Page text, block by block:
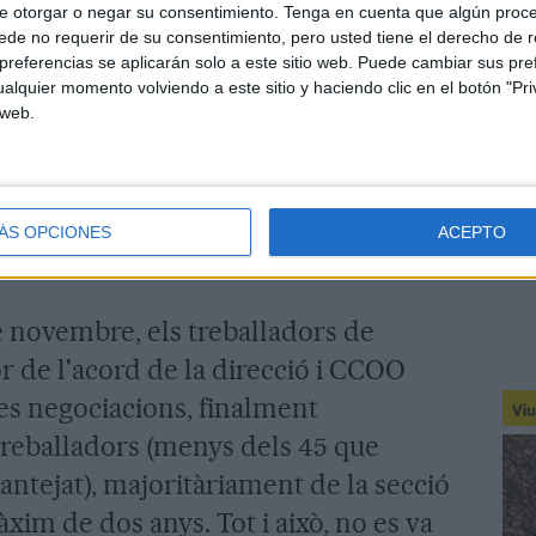
otorgar o negar su consentimiento. Tenga en cuenta que algún
no requerir de su consentimiento, pero usted tiene el derecho de
se aplicarán solo a este sitio web. Puede cambiar sus
momento volviendo a este sitio y haciendo clic en el botón
OPCIONES ACEPTO
decisió al·legant pèrdues i una
de la suspensió temporal de
d'un canvi dels horaris que els
del primer moment. Aquesta
treballi 21 dies seguits en
després tenir set dies de descans i
durant una setmana al mes.
novembre, els treballadors de
de l'acord de la direcció i CCOO
negociacions, finalment
(menys dels 45 que
majoritàriament de la secció
de dos anys. Tot i això, no es va